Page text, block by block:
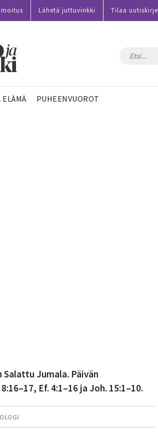
Lähetä juttuvinkki Tilaa uutiskirje
ELÄMÄ PUHEENVUOROT
Salattu Jumala. Päivän
Ef. 4:1–16 ja Joh. 15:1–10.